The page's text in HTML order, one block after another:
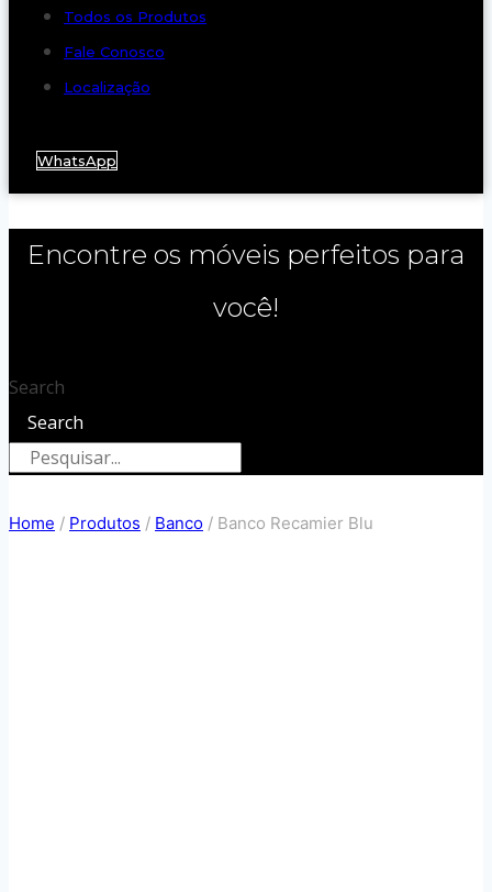
Todos os Produtos
Fale Conosco
Localização
WhatsApp
Encontre os móveis perfeitos para
você!
Search
Search
Home / Produtos / Banco / Banco Recamier Blu